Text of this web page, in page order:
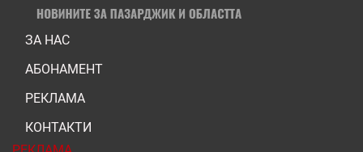
ЗА НАС
АБОНАМЕНТ
РЕКЛАМА
КОНТАКТИ